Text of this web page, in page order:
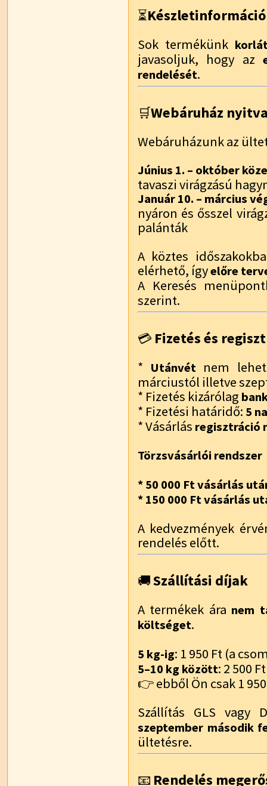
⏳Készletinformáció
Sok termékünk
javasoljuk, hogy az
rendelését.
🛒Webáruház
Webáruházunk az
Június 1. – október
tavaszi virágzású
Január 10. – március
nyáron és ősszel
palánták
A köztes
elérhető, ígyelőre
A Keresés
szerint.
💳 Fizetés és
* Utánvétnem
márciustól illetve
* Fizetés kizárólag
* Fizetési határidő: 5
* Vásárlás regisztráció
Törzsvásárlói rendszer
* 50 000 Ft vásárlás
* 150 000 Ft vásárlás
A kedvezmények
rendelés előtt.
🚚Szállítási díjak
A termékek ára nem
költséget.
5 kg-ig: 1 950 Ft (a
5–10 kg között: 2 500 Ft
👉 ebből Ön csak 1
Szállítás GLS
szeptember második
ültetésre.
📧 Rendelés